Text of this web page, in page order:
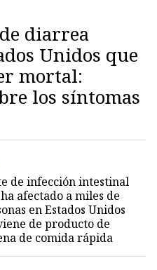
diarrea
Unidos que
mortal:
los síntomas
de infección intestinal
afectado a miles de
en Estados Unidos
de producto de
de comida rápida